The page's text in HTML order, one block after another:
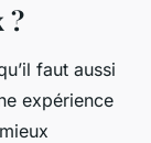
?
faut aussi
expérience